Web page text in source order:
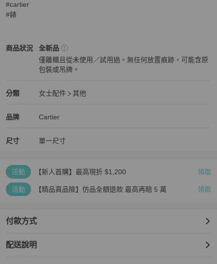
#cartier
#錶
商品狀況
Cartier女士配件商品狀態與細節
全新品
僅離櫃且從未使用／試用過。無任何放置痕跡，可能含原
包裝或吊牌。
分類
Cartier 女士配件分類資訊
女士配件
其他
品牌
Cartier 精品女士配件
Cartier
Cartier 推薦清單
尺寸 單一尺寸
活動 【新人首購】最高現折 $1,200 領取
活動 【精品真品險】仿品全額退款 最高再賠 5 萬 領取
付款方式
配送說明